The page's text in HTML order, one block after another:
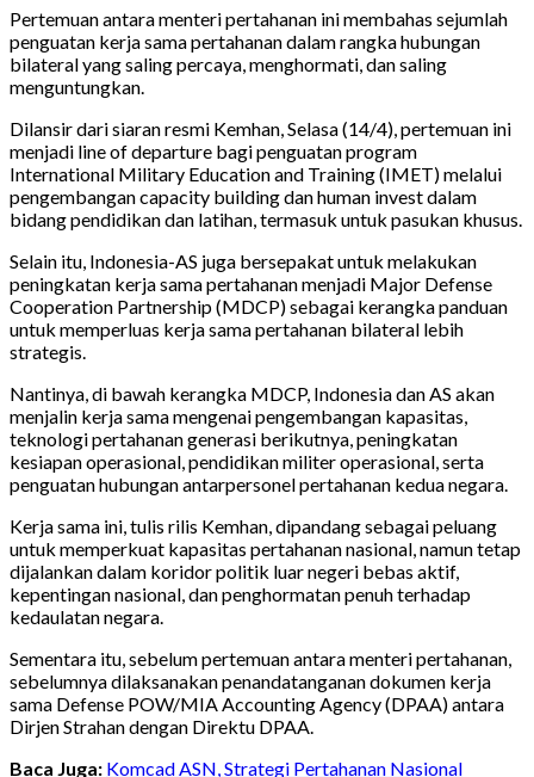
Pertemuan antara menteri pertahanan ini membahas sejumlah
penguatan kerja sama pertahanan dalam rangka hubungan
bilateral yang saling percaya, menghormati, dan saling
menguntungkan.
Dilansir dari siaran resmi Kemhan, Selasa (14/4), pertemuan ini
menjadi line of departure bagi penguatan program
International Military Education and Training (IMET) melalui
pengembangan capacity building dan human invest dalam
bidang pendidikan dan latihan, termasuk untuk pasukan khusus.
Selain itu, Indonesia-AS juga bersepakat untuk melakukan
peningkatan kerja sama pertahanan menjadi Major Defense
Cooperation Partnership (MDCP) sebagai kerangka panduan
untuk memperluas kerja sama pertahanan bilateral lebih
strategis.
Nantinya, di bawah kerangka MDCP, Indonesia dan AS akan
menjalin kerja sama mengenai pengembangan kapasitas,
teknologi pertahanan generasi berikutnya, peningkatan
kesiapan operasional, pendidikan militer operasional, serta
penguatan hubungan antarpersonel pertahanan kedua negara.
Kerja sama ini, tulis rilis Kemhan, dipandang sebagai peluang
untuk memperkuat kapasitas pertahanan nasional, namun tetap
dijalankan dalam koridor politik luar negeri bebas aktif,
kepentingan nasional, dan penghormatan penuh terhadap
kedaulatan negara.
Sementara itu, sebelum pertemuan antara menteri pertahanan,
sebelumnya dilaksanakan penandatanganan dokumen kerja
sama Defense POW/MIA Accounting Agency (DPAA) antara
Dirjen Strahan dengan Direktu DPAA.
Baca Juga: Komcad ASN, Strategi Pertahanan Nasional